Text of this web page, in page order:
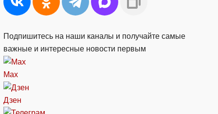
Подпишитесь на наши каналы и получайте самые
важные и интересные новости первым
Max
Дзен